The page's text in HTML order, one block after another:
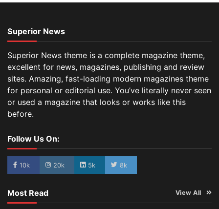
Superior News
Superior News theme is a complete magazine theme,
excellent for news, magazines, publishing and review
sites. Amazing, fast-loading modern magazines theme
for personal or editorial use. You’ve literally never seen
or used a magazine that looks or works like this
before.
Follow Us On:
10k 20k 5k 8k
Most Read View All